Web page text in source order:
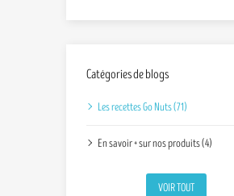
Catégories de blogs
Les recettes Go Nuts (71)
En savoir + sur nos produits (4)
VOIR TOUT